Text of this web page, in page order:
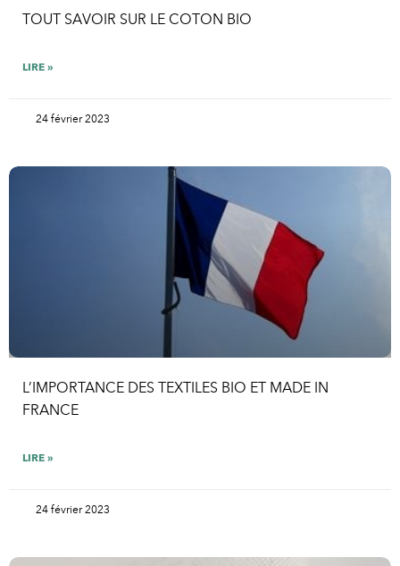
TOUT SAVOIR SUR LE COTON BIO
LIRE »
24 février 2023
L’IMPORTANCE DES TEXTILES BIO ET MADE IN
FRANCE
LIRE »
24 février 2023